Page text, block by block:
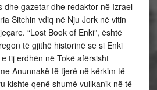
dhe gazetar dhe redaktor në Izrael
Sitchin vdiq në Nju Jork në vitin
“Lost Book of Enki”, është
të gjithë historinë se si Enki
tij erdhën në Tokë afërsisht
Anunnakë të tjerë në kërkim të
kishte qenë shumë vullkanik në të